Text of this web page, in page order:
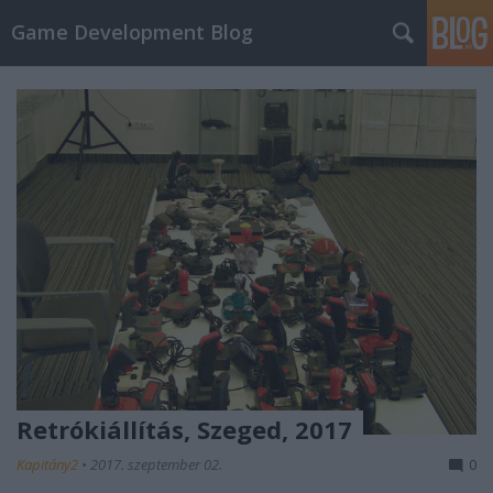
Game Development Blog
Retrókiállítás, Szeged, 2017
Kapitány2 • 2017. szeptember 02. 0